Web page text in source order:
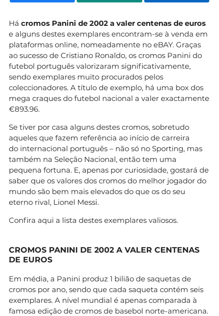
Há cromos Panini de 2002 a valer centenas de euros
e alguns destes exemplares encontram-se à venda em
plataformas online, nomeadamente no eBAY. Graças
ao sucesso de Cristiano Ronaldo, os cromos Panini do
futebol português valorizaram significativamente,
sendo exemplares muito procurados pelos
coleccionadores. A título de exemplo, há uma box dos
mega craques do futebol nacional a valer exactamente
€893.96.
Se tiver por casa alguns destes cromos, sobretudo
aqueles que fazem referência ao início de carreira
do internacional português – não só no Sporting, mas
também na Seleção Nacional, então tem uma
pequena fortuna. E, apenas por curiosidade, gostará de
saber que os valores dos cromos do melhor jogador do
mundo são bem mais elevados do que os do seu
eterno rival, Lionel Messi.
Confira aqui a lista destes exemplares valiosos.
CROMOS PANINI DE 2002 A VALER CENTENAS
DE EUROS
Em média, a Panini produz 1 bilião de saquetas de
cromos por ano, sendo que cada saqueta contém seis
exemplares. A nível mundial é apenas comparada à
famosa edição de cromos de basebol norte-americana.